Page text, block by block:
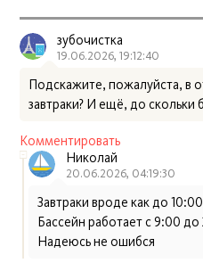
зубочистка
19.06.2026, 19:12:40
Подскажите, пожалуйста, в
завтраки? И ещё, до скольки
Комментировать
Николай
20.06.2026, 04:19:30
Завтраки вроде как до
Бассейн работает с 9:00 до
Надеюсь не ошибся